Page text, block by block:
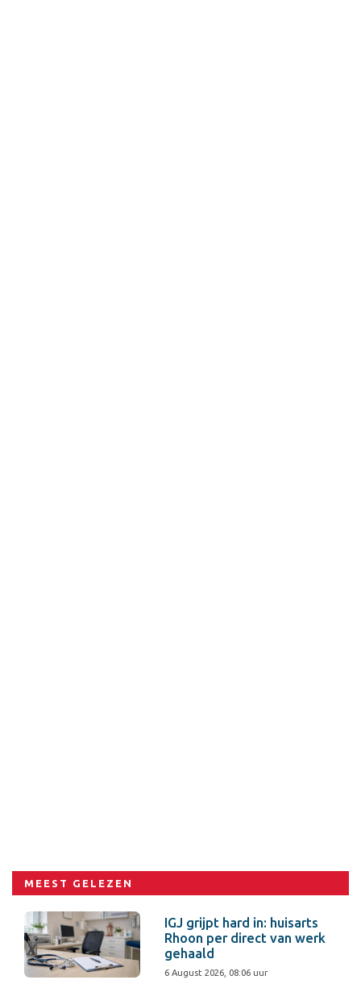
MEEST GELEZEN
IGJ grijpt hard in: huisarts
Rhoon per direct van werk
gehaald
6 August 2026, 08:06 uur